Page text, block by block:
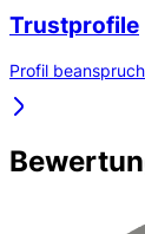
Trustprofile
Profil